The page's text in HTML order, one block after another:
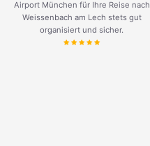
Airport München für Ihre Reise nach
Weissenbach am Lech stets gut
organisiert und sicher.